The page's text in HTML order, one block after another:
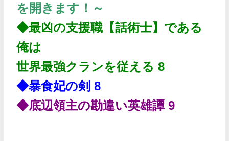
を開きます！～
◆最凶の支援職【話術士】である
俺は
世界最強クランを従える 8
◆暴食妃の剣 8
◆底辺領主の勘違い英雄譚 9